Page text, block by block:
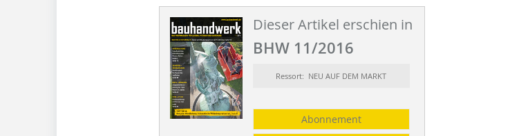
Dieser Artikel erschien in
BHW 11/2016
Ressort: NEU AUF DEM MARKT
Abonnement